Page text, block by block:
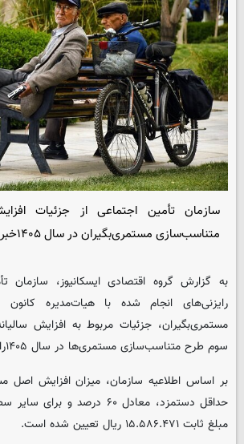
سازمان تأمین اجتماعی از جزئیات
متناسب‌سازی مستمری‌بگیران در سال ۱۴۰۵خبر داد.
به گزارش گروه اقتصادی ایسکانیوز، سازمان
رایزنی‌های انجام شده با هیات‌مدیره کانون
مستمری‌بگیران، جزئیات مربوط به افزایش
سوم طرح متناسب‌سازی مستمری‌ها در سال ۱۴۰۵را اعلام کرد.
بر اساس اطلاعیه سازمان، میزان افزایش اصل
مبلغ ثابت ۱۵.۵۸۶.۴۷۱ ریال تعیین شده است.